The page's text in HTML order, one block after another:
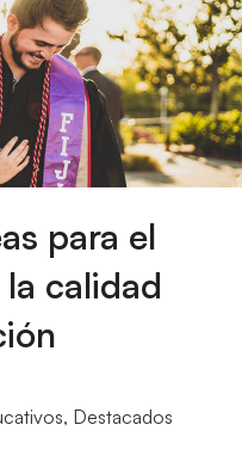
para el
calidad
, Destacados